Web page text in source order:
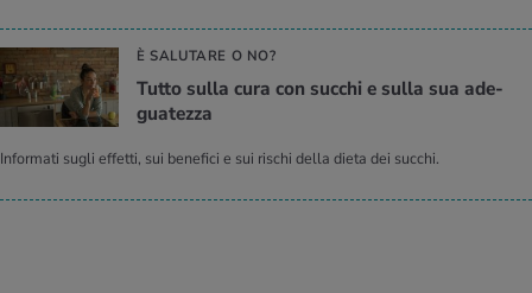
È SALUTARE O NO?
Tutto sulla cura con suc­chi e sulla sua ade­
gua­tez­za
Informati sugli effetti, sui benefici e sui rischi della dieta dei succhi.